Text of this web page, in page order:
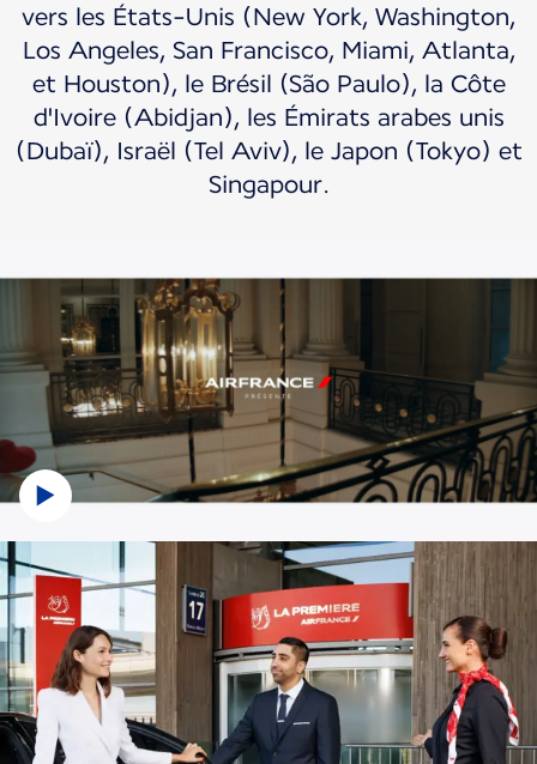
vers les États-Unis (New York, Washington,
Los Angeles, San Francisco, Miami, Atlanta,
et Houston), le Brésil (São Paulo), la Côte
d'Ivoire (Abidjan), les Émirats arabes unis
(Dubaï), Israël (Tel Aviv), le Japon (Tokyo) et
Singapour.